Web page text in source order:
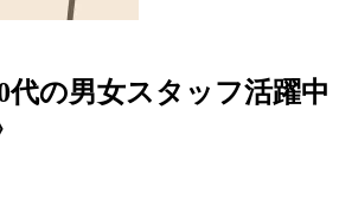
の男女スタッフ活躍中